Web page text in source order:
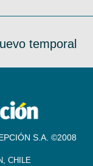
temporal
S.A. ©2008
CHILE